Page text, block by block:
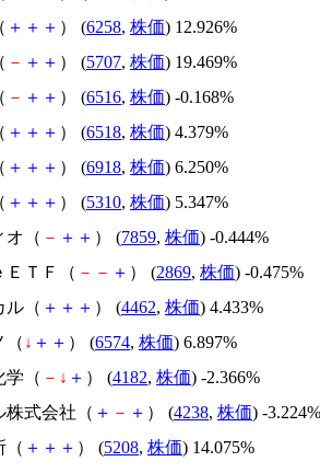
＋ ＋ ＋ ） (6258, 株価) 12.926%
－ ＋ ＋ ） (5707, 株価) 19.469%
－ ＋ ＋ ） (6516, 株価) -0.168%
＋ ＋ ＋ ） (6518, 株価) 4.379%
＋ ＋ ＋ ） (6918, 株価) 6.250%
＋ ＋ ＋ ） (5310, 株価) 5.347%
オ（ － ＋ ＋ ） (7859, 株価) -0.444%
ＥＴＦ（ － － ＋ ） (2869, 株価) -0.475%
ル（ ＋ ＋ ＋ ） (4462, 株価) 4.433%
（ ↓ ＋ ＋ ） (6574, 株価) 6.897%
学（ － ↓ ＋ ） (4182, 株価) -2.366%
株式会社（ ＋ － ＋ ） (4238, 株価) -3.224%
（ ＋ ＋ ＋ ） (5208, 株価) 14.075%